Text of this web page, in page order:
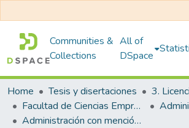
Communities &
Collections
All of
DSpace
Home Tesis y disertaciones
3.
Facultad de Ciencias Empresariales
Administración con mención en Gestión Empresarial